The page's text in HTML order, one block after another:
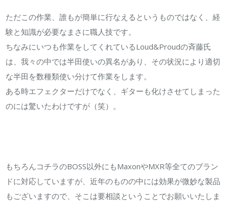
ただこの作業、誰もが簡単に行なえるというものではなく、経
験と知識が必要なまさに職人技です。
ちなみにいつも作業をしてくれているLoud&Proudの斉藤氏
は、我々の中では半田使いの異名があり、その状況により適切
な半田を数種類使い分けて作業をします。
ある時エフェクターだけでなく、ギターも化けさせてしまった
のには驚いたわけですが（笑）。
もちろんコチラのBOSS以外にもMaxonやMXR等全てのブラン
ドに対応していますが、近年のものの中には効果が微妙な製品
もございますので、そこは要相談ということでお願いいたしま